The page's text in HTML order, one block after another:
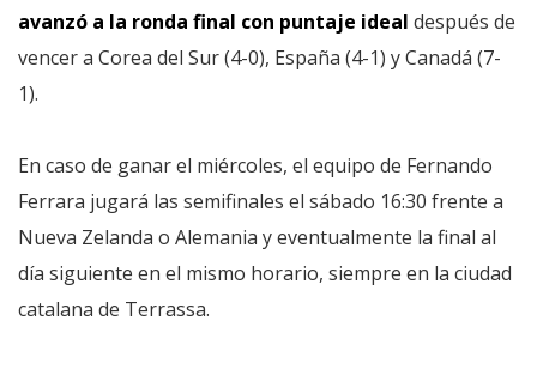
avanzó a la ronda final con puntaje ideal después de
vencer a Corea del Sur (4-0), España (4-1) y Canadá (7-
1).
En caso de ganar el miércoles, el equipo de Fernando
Ferrara jugará las semifinales el sábado 16:30 frente a
Nueva Zelanda o Alemania y eventualmente la final al
día siguiente en el mismo horario, siempre en la ciudad
catalana de Terrassa.